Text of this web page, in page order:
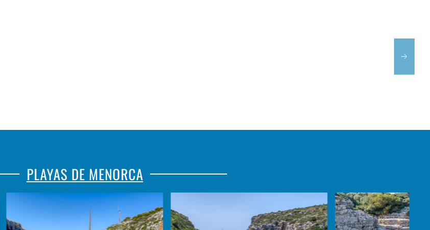
PLAYAS DE MENORCA